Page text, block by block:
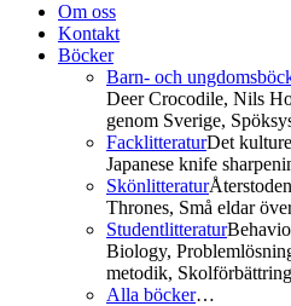
Om oss
Kontakt
Böcker
Barn- och
Deer Crocodile, Nils
genom Sverige,
FacklitteraturDet
Japanese knife
Skönlitteratur
Thrones, Små eldar
Studentlitteratur
Biology,
metodik,
Alla böcker…